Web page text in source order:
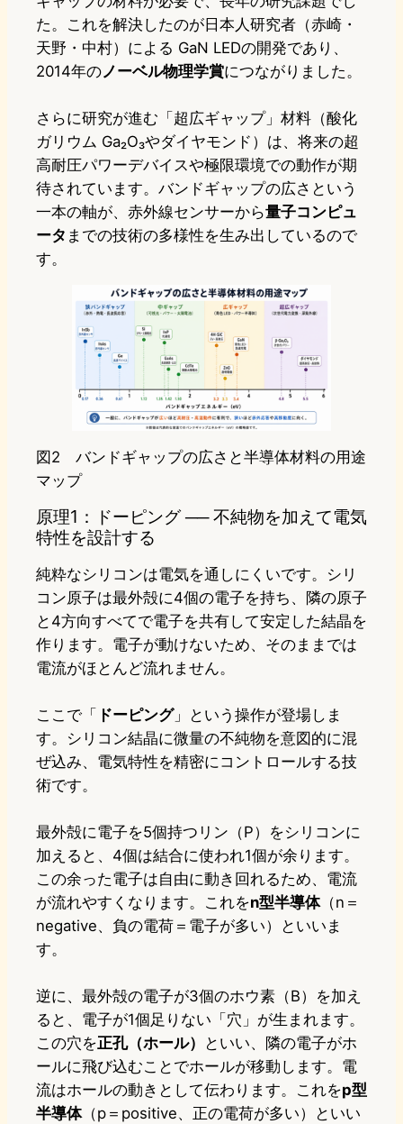
た。これを解決したのが日本人研究者（赤崎・
天野・中村）による GaN LEDの開発であり、
2014年のノーベル物理学賞につながりました。
さらに研究が進む「超広ギャップ」材料（酸化
ガリウム Ga₂O₃やダイヤモンド）は、将来の超
高耐圧パワーデバイスや極限環境での動作が期
待されています。バンドギャップの広さという
一本の軸が、赤外線センサーから量子コンピュ
ータ までの技術の多様性を生み出しているので
す。
図2 バンドギャップの広さと半導体材料の用途
マップ
原理1：ドーピング ── 不純物を加えて電気
特性を設計する
純粋なシリコンは電気を通しにくいです。シリ
コン原子は最外殻に4個の電子を持ち、隣の原子
と4方向すべてで電子を共有して安定した結晶を
作ります。電子が動けないため、そのままでは
電流がほとんど流れません。
ここで「 ドーピング」という操作が登場しま
す。シリコン結晶に微量の不純物を意図的に混
ぜ込み、電気特性を精密にコントロールする技
術です。
最外殻に電子を5個持つリン（P）をシリコンに
加えると、4個は結合に使われ1個が余ります。
この余った電子は自由に動き回れるため、電流
が流れやすくなります。これをn型半導体（n＝
negative、負の電荷＝電子が多い）といいま
す。
逆に、最外殻の電子が3個のホウ素（B）を加え
ると、電子が1個足りない「穴」が生まれます。
この穴を正孔（ホール）
といい、隣の電子がホ
ールに飛び込むことでホールが移動します。電
流はホールの動きとして伝わります。これをp型
半導体（p＝positive、正の電荷が多い）といい